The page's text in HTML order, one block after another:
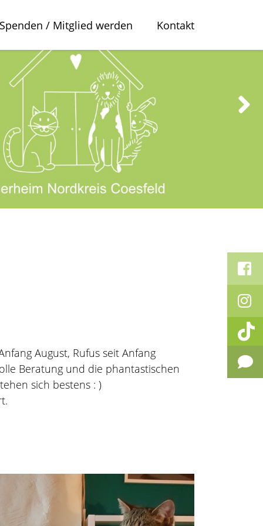
Spenden / Mitglied werden Kontakt
August, Rufus seit Anfang
Beratung und die phantastischen
sich bestens : )